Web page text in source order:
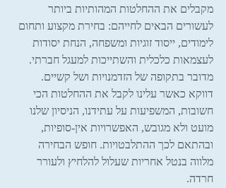
מקבלים את ההחלטות המהותיות ביותר
לעשורים הבאים לחייהם: בחירת מקצוע ותחום
לימודים, ייסוד זוגיות ומשפחה, הנחת יסודות
לעצמאות כלכלית והשתייכות למעגל חברתי.
מדובר בתקופה של הזדמנויות ושל קשיים.
דווקא כאשר עלינו לקבל את ההחלטות הכי
חשובות, המשפיעות על עתידנו, הניסיון שלנו
מועט ולא מגובש, האפשרויות אין-סופיות,
ובהתאם לכך ההתלבטויות. חופש הבחירה
מלווה בנטל אחריות שעלול להלחיץ ולעורר
חרדה.